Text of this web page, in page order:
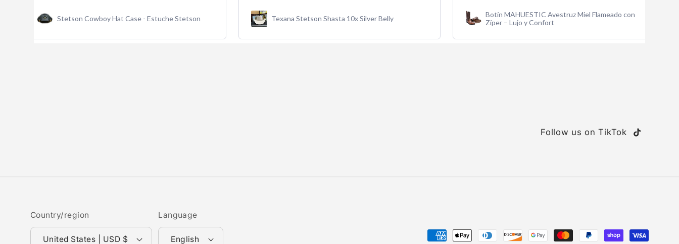
Texana Stetson Shasta 10x Silver Belly
Botín MAHUESTIC Avestruz Miel Flameado con
Zíper – Lujo y Confort
Traje Charro Gala Negro Bordado de Oro para
Hombre | Importado de México
Follow us on TikTok
TikTok
Country/region
United States | USD $
Language
English Payment